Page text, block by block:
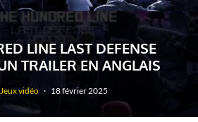
LINE LAST DEFENSE
TRAILER EN ANGLAIS
Jeux vidéo · 18 février 2025